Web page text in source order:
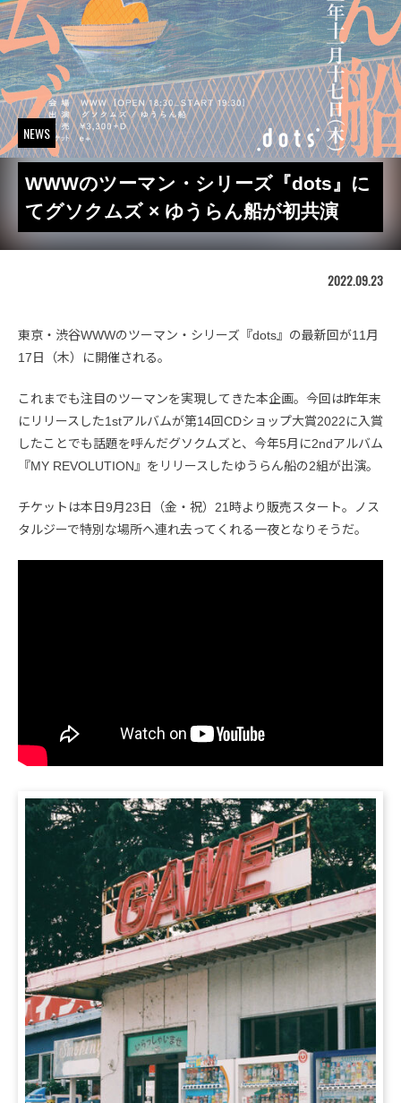
NEWS
WWWのツーマン・シリーズ『dots』に
てグソクムズ × ゆうらん船が初共演
2022.09.23
東京・渋谷WWWのツーマン・シリーズ『dots』の最新回が11月
17日（木）に開催される。
これまでも注目のツーマンを実現してきた本企画。今回は昨年末
にリリースした1stアルバムが第14回CDショップ大賞2022に入賞
したことでも話題を呼んだグソクムズと、今年5月に2ndアルバム
『MY REVOLUTION』をリリースしたゆうらん船の2組が出演。
チケットは本日9月23日（金・祝）21時より販売スタート。ノス
タルジーで特別な場所へ連れ去ってくれる一夜となりそうだ。